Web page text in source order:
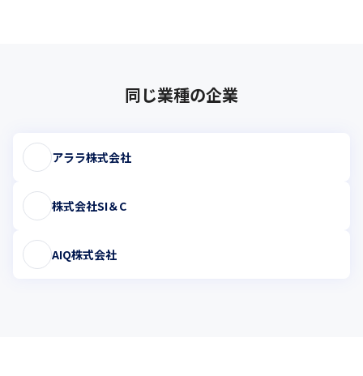
同じ業種の企業
アララ株式会社
株式会社SI＆C
AIQ株式会社